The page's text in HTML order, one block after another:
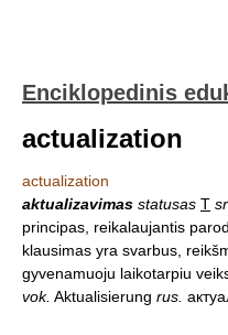
Enciklopedinis
actualization
actualization
aktualizavimas statusas T
principas, reikalaujantis
klausimas yra svarbus,
gyvenamuoju laikotarpiu
vok. Aktualisierung rus.